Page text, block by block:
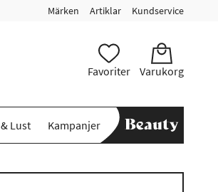
Märken Artiklar Kundservice
Favoriter Varukorg
Lust Kampanjer